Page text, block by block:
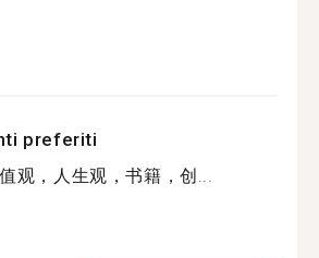
preferiti
观，人生观，书籍，创...